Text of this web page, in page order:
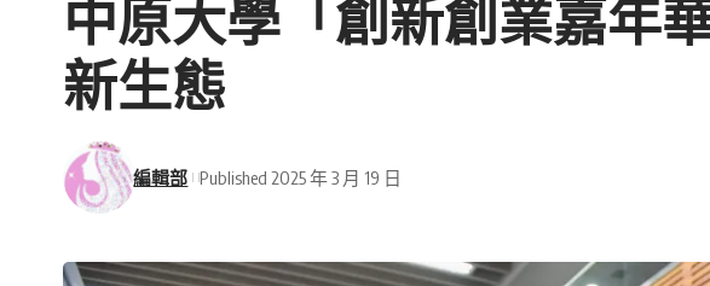
中原大學「創新創業嘉年
新生態
編輯部 Published 2025 年 3 月 19 日